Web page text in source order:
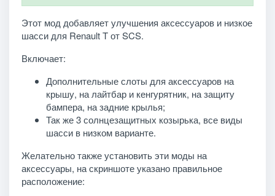
Этот мод добавляет улучшения аксессуаров и низкое
шасси для Renault T от SCS.
Включает:
Дополнительные слоты для аксессуаров на
крышу, на лайтбар и кенгурятник, на защиту
бампера, на задние крылья;
Так же 3 солнцезащитных козырька, все виды
шасси в низком варианте.
Желательно также установить эти моды на
аксессуары, на скриншоте указано правильное
расположение: